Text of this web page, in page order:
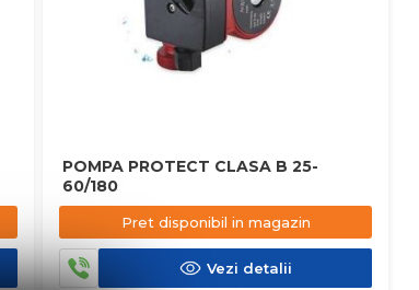
POMPA PROTECT CLASA B 25-
60/180
Pret disponibil in magazin
Vezi detalii